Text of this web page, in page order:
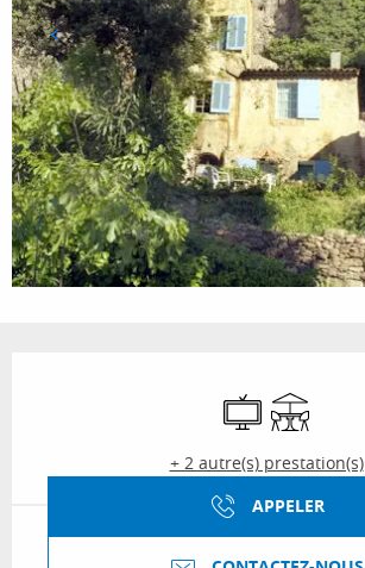
Télévision
Terrasse
+ 2 autre(s) prestation(s)
APPELER